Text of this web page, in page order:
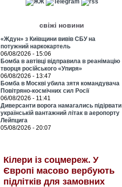
свіжі новини
«Ждун» з Київщини вивів СБУ на
потужний наркокартель
06/08/2026 - 15:06
Бомба в автівці відправила в реанімацію
творця російського «Упиря»
06/08/2026 - 13:47
Бомба в Москві убила зятя командувача
Повітряно-космічних сил Росії
06/08/2026 - 11:41
Диверсанти ворога намагались підірвати
українській вантажний літак в аеропорту
Лейпцига
05/08/2026 - 20:07
Кілери із соцмереж. У
Європі масово вербують
підлітків для замовних